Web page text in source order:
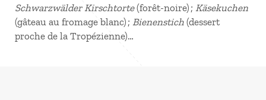
Schwarzwälder Kirschtorte(forêt-noire) ; Käsekuchen
(gâteau au fromage blanc) ; Bienenstich (dessert
proche de la Tropézienne)…